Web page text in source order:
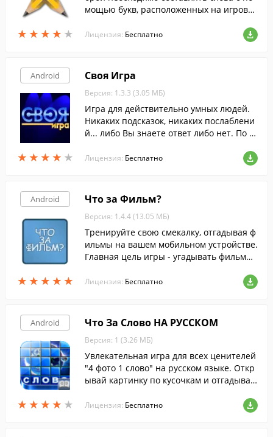
★ ★ ★ ★ ★
★ ★ ★ ★ ★
мощью букв, расположенных на игрово
Лицензия: Бесплатно
Android
★ ★ ★ ★ ★
★ ★ ★ ★ ★
Своя Игра
Версия: 1.3.3 (3.05 МБ)
Игра для действительно умных людей.
Никаких подсказок, никаких послаблени
й... либо Вы знаете ответ либо нет. По м
pardy ).
Лицензия: Бесплатно
Android
★ ★ ★ ★ ★
★ ★ ★ ★ ★
Что за Фильм?
Версия: 1.4.4 (13.05 МБ)
Тренируйте свою смекалку, отгадывая ф
ильмы на вашем мобильном устройстве.
Главная цель игры - угадывать фильмы
Лицензия: Бесплатно
Android
★ ★ ★ ★ ★
★ ★ ★ ★ ★
Что За Слово НА РУССКОМ
Версия: 1 (3.26 МБ)
Увлекательная игра для всех ценителей
"4 фото 1 слово" на русском языке. Откр
ывай картинку по кусочкам и отгадывай
Лицензия: Бесплатно